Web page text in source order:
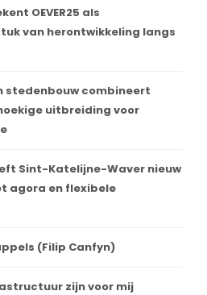
OEVER25 als
van herontwikkeling langs
stedenbouw combineert
uitbreiding voor
Sint-Katelijne-Waver nieuw
agora en flexibele
appels (Filip Canfyn)
zijn voor mij